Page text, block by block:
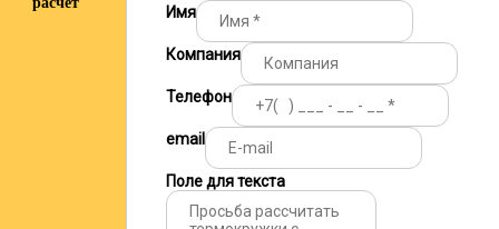
Имя
Компания
Телефон
email
Поле для текста